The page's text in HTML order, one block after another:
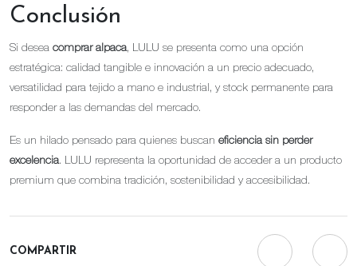
Conclusión
Si desea comprar alpaca, LULU se presenta como una opción
estratégica: calidad tangible e innovación a un precio adecuado,
versatilidad para tejido a mano e industrial, y stock permanente para
responder a las demandas del mercado.
Es un hilado pensado para quienes buscan eficiencia sin perder
excelencia. LULU representa la oportunidad de acceder a un producto
premium que combina tradición, sostenibilidad y accesibilidad.
COMPARTIR